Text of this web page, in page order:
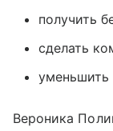
получить
сделать
уменьшить
Вероника